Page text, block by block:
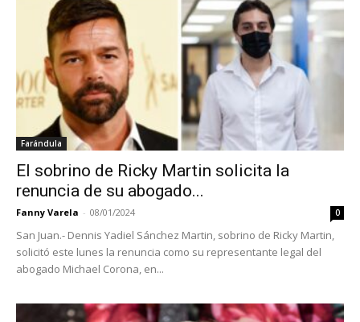
Farándula
El sobrino de Ricky Martin solicita la
renuncia de su abogado...
Fanny Varela - 08/01/2024 0
San Juan.- Dennis Yadiel Sánchez Martin, sobrino de Ricky Martin,
solicitó este lunes la renuncia como su representante legal del
abogado Michael Corona, en...